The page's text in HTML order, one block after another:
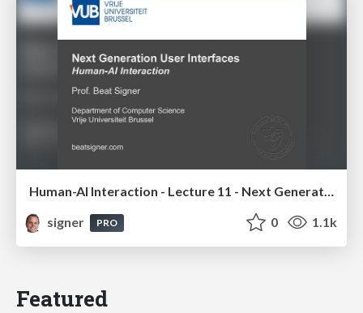
Human-AI Interaction - Lecture 11 - Next Generation User Interfaces (4018166FNR)
signer
PRO 0 1.1k
Featured